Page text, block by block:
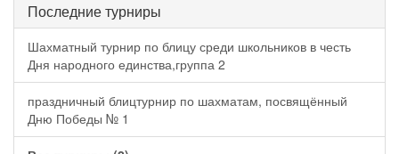
Последние турниры
Шахматный турнир по блицу среди школьников в честь
Дня народного единства,группа 2
праздничный блицтурнир по шахматам, посвящённый
Дню Победы № 1